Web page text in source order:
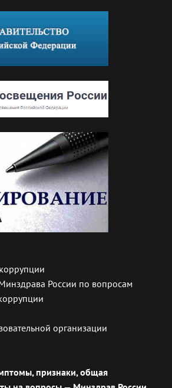
России по вопросам
организации
признаки, общая